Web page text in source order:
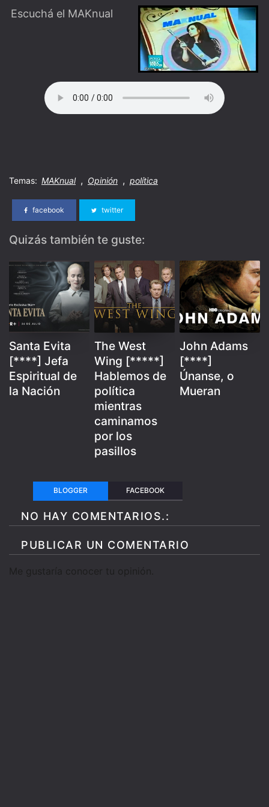
Escuchá el MAKnual
Temas: MAKnual , Opinión , política
facebook twitter
Quizás también te guste:
Santa Evita
[****] Jefa
Espiritual de
la Nación
The West
Wing [*****]
Hablemos de
política
mientras
caminamos
por los
pasillos
John Adams
[****]
Únanse, o
Mueran
BLOGGER FACEBOOK
NO HAY COMENTARIOS.:
PUBLICAR UN COMENTARIO
Me gustaría conocer tu opinión.